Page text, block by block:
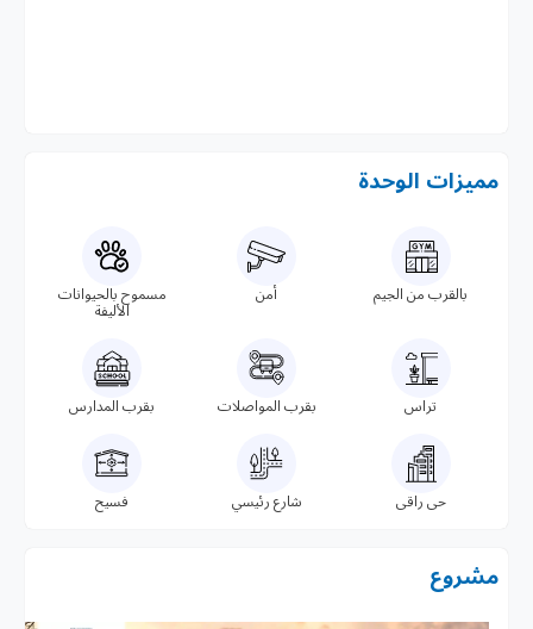
مميزات الوحدة
بالقرب من الجيم أمن
مسموح بالحيوانات
الأليفة
تراس بقرب المواصلات بقرب المدارس
حى راقى شارع رئيسي فسيح
مشروع